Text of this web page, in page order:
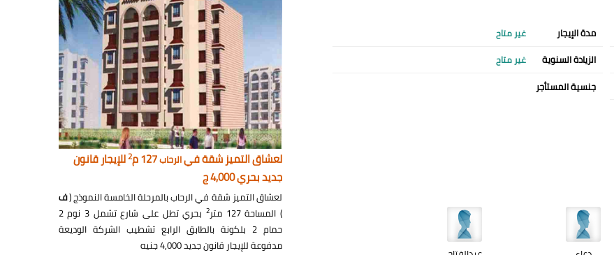
مدة الإيجار غير متاح
الزيادة السنوية غير متاح
جنسية المستأجر
لعشاق التميز شقة فيالرحاب127 م 2للإيجار قانون
جديد بحري 4,000 ج
لعشاق التميز شقة في الرحاب بالمرحلة الخامسة النموذج (ف
) المساحة 127 متر
2
بحري تطل على شارع تشمل 3 نوم 2
حمام 2 بلكونة بالطابق الرابع تشطيب الشركة الوديعة
مدفوعة للإيجار قانون جديد 4,000 جنيه